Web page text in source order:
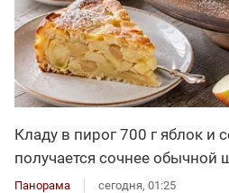
Кладу в пирог 700 г яблок и
получается сочнее обычной
Панорама сегодня, 01:25